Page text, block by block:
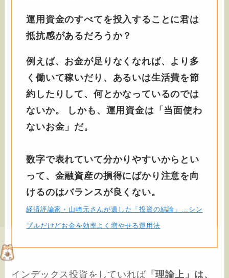
運用資金のすべてを投入することに君は
抵抗感があるだろうか？
例えば、お金が足りなくなれば、より多
く働いて稼いだり、あるいは生活費を節
約したりして、何とかなっているのでは
ないか。 しかも、運用資金は「当面使わ
ないお金」だ。
数字で表れていて分かりやすいからとい
って、金融資産の損得にばかり注意を向
けるのはバランスが良くない。
経済評論家・山崎元さんが遺した「投資の結論」…シン
プルだけどお金を効率よく増やせる運用法
インデックス投資をしていれば「理論上」は、